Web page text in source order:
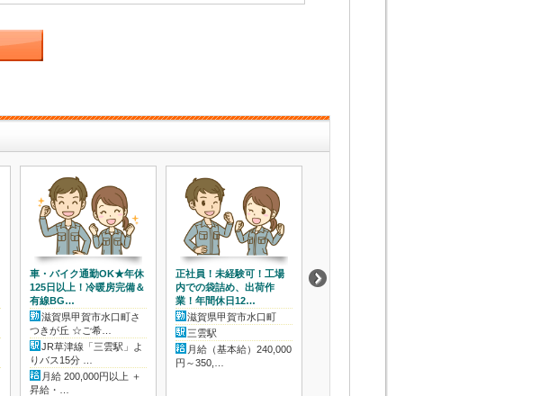
車・バイク通勤OK★年休
125日以上！冷暖房完備＆
有線BG…
滋賀県甲賀市水口町さ
つきが丘 ☆ご希…
JR草津線「三雲駅」よ
りバス15分 …
月給 200,000円以上 ＋
昇給・…
正社員！未経験可！工場
内での袋詰め、出荷作
業！年間休日12…
滋賀県甲賀市水口町
三雲駅
月給（基本給）240,000
円～350,…
大手企業での梱包業務！
未経験の方も活躍できる